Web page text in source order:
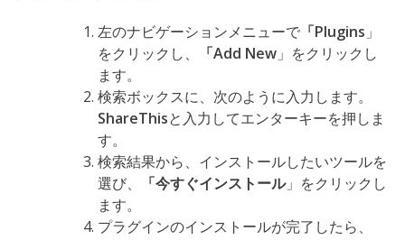
左のナビゲーションメニューで 「Plugins 」
をクリックし、
「Add New 」をクリックし
ます。
検索ボックスに、次のように入力します。
ShareThisと入力してエンターキーを押しま
す。
検索結果から、インストールしたいツールを
選び、
「今すぐインストール」をクリックし
ます。
プラグインのインストールが完了したら、